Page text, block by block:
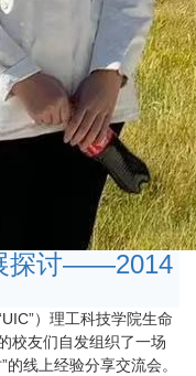
探讨——2014
）理工科技学院生命
校友们自发组织了一场
线上经验分享交流会。